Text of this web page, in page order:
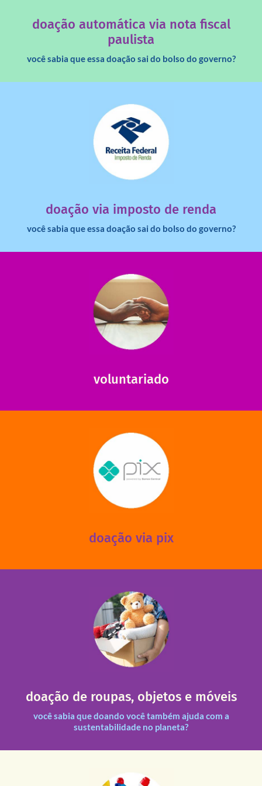
doação automática via nota fiscal
paulista
você sabia que essa doação sai do bolso do governo?
doação via imposto de renda
você sabia que essa doação sai do bolso do governo?
dinheiro deixa de ir para o governo?
saiba mais
voluntariado
ajudar com certos assuntos. Entre em contato conosco e
saiba como nos ajudar.
saiba mais
doação via pix
via PIX? Elas também são muito importantes para
mantermos nossas unidades em funcionamento!
saiba mais
doação de roupas, objetos e móveis
você sabia que doando você também ajuda com a
sustentabilidade no planeta?
entre nossas unidades assim como outras instituições
Você pode doar esses itens na Rua Belmonte, 547 – Vila
Leopoldina – De segunda a sexta, das 8h30 às 11h30 e
das 13h30 às 17h30 (sextas até às 16h30).
fale conosco